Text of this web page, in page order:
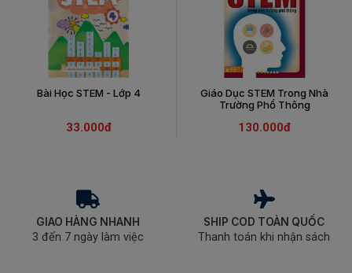
Bài Học STEM - Lớp 4
33.000đ
Giáo Dục STEM Trong Nhà
Trường Phổ Thông
130.000đ
GIAO HÀNG NHANH
3 đến 7 ngày làm việc
SHIP COD TOÀN QUỐC
Thanh toán khi nhận sách